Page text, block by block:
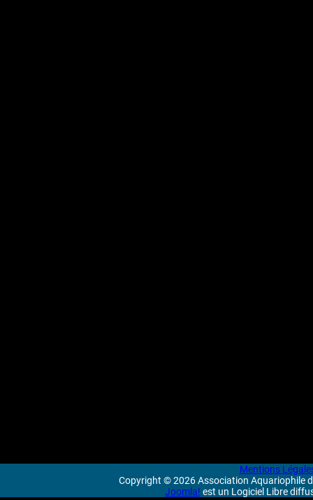
Mentions
Copyright © 2026 Association Aquariophile
Joomla! est un Logiciel Libre